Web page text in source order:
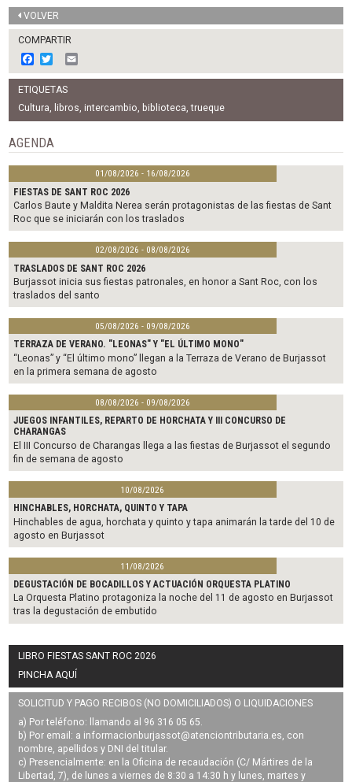
VOLVER
COMPARTIR
F
a
c
e
b
o
o
k
w
i
t
t
e
m
a
l
ETIQUETAS
Cultura, libros, intercambio, biblioteca,trueque
AGENDA
01/08/2026 - 16/08/2026
FIESTAS DE SANT ROC 2026
Carlos Baute y Maldita Nerea serán protagonistas de las fiestas de Sant
Roc que se iniciarán con los traslados
02/08/2026 - 08/08/2026
TRASLADOS DE SANT ROC 2026
Burjassot inicia sus fiestas patronales, en honor a Sant Roc, con los
traslados del santo
05/08/2026 - 09/08/2026
TERRAZA DE VERANO. "LEONAS" Y "EL ÚLTIMO MONO"
“Leonas” y “El último mono” llegan a la Terraza de Verano de Burjassot
en la primera semana de agosto
08/08/2026 - 09/08/2026
JUEGOS INFANTILES, REPARTO DE HORCHATA Y III CONCURSO DE
CHARANGAS
El III Concurso de Charangas llega a las fiestas de Burjassot el segundo
fin de semana de agosto
10/08/2026
HINCHABLES, HORCHATA, QUINTO Y TAPA
Hinchables de agua, horchata y quinto y tapa animarán la tarde del 10 de
agosto en Burjassot
11/08/2026
DEGUSTACIÓN DE BOCADILLOS Y ACTUACIÓN ORQUESTA PLATINO
La Orquesta Platino protagoniza la noche del 11 de agosto en Burjassot
tras la degustación de embutido
LIBRO FIESTAS SANT ROC 2026
PINCHA AQUÍ
SOLICITUD Y PAGO RECIBOS (NO DOMICILIADOS) O LIQUIDACIONES
a) Por teléfono: llamando al 96 316 05 65.
b) Por email: a informacionburjassot@atenciontributaria.es, con
nombre, apellidos y DNI del titular.
c) Presencialmente: en la Oficina de recaudación (C/ Mártires de la
Libertad, 7), de lunes a viernes de 8:30 a 14:30 h y lunes, martes y